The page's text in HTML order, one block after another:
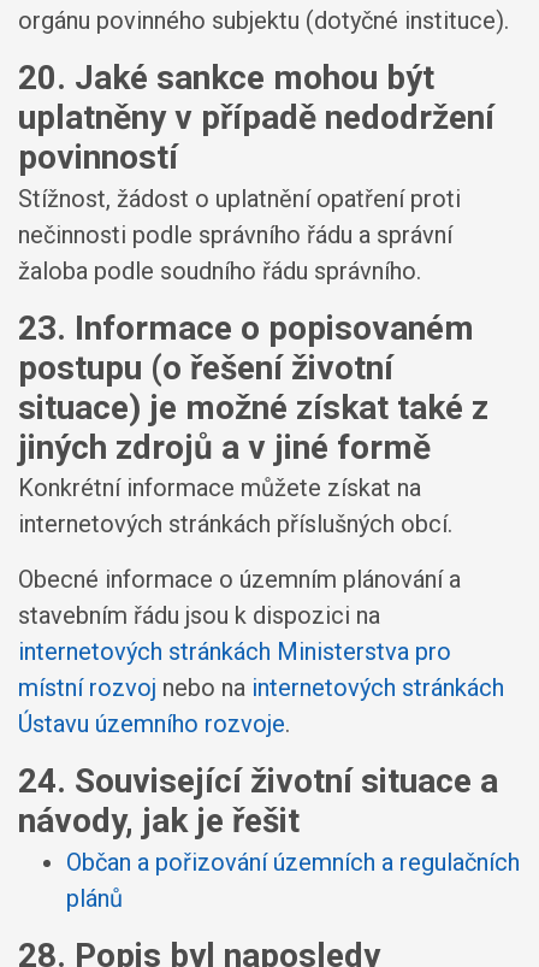
orgánu povinného subjektu (dotyčné instituce).
20. Jaké sankce mohou být
uplatněny v případě nedodržení
povinností
Stížnost, žádost o uplatnění opatření proti
nečinnosti podle správního řádu a správní
žaloba podle soudního řádu správního.
23. Informace o popisovaném
postupu (o řešení životní
situace) je možné získat také z
jiných zdrojů a v jiné formě
Konkrétní informace můžete získat na
internetových stránkách příslušných obcí.
Obecné informace o územním plánování a
stavebním řádu jsou k dispozici na
internetových stránkách Ministerstva pro
místní rozvoj nebo na internetových stránkách
Ústavu územního rozvoje.
24. Související životní situace a
návody, jak je řešit
Občan a pořizování územních a regulačních
plánů
28. Popis byl naposledy